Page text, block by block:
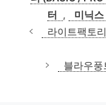
터
, 미닉스
라이트팩토
블라우풍